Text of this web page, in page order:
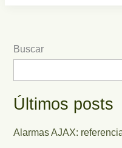
Buscar
Últimos posts
Alarmas AJAX: